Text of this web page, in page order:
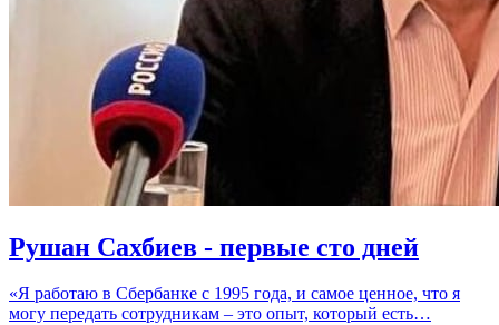
Рушан Сахбиев - первые сто дней
«Я работаю в Сбербанке с 1995 года, и самое ценное, что я
могу передать сотрудникам – это опыт, который есть…